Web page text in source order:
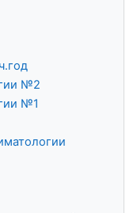
№2
№1